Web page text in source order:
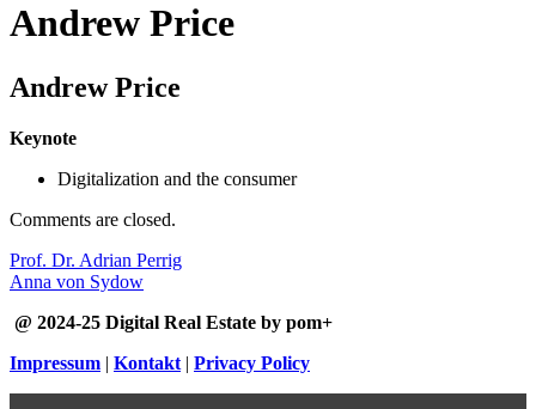
Andrew Price
Andrew Price
Keynote
Digitalization and the consumer
Comments are closed.
Prof. Dr. Adrian Perrig
Anna von Sydow
@ 2024-25 Digital Real Estate by pom+
Impressum | Kontakt | Privacy Policy